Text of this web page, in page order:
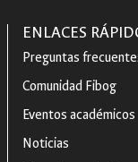
ENLACES
Preguntas
Comunidad Fibog
Eventos académicos
Noticias